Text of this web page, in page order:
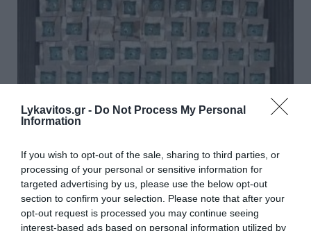
Lykavitos.gr - Do Not Process My Personal
Information
If you wish to opt-out of the sale, sharing to third parties, or
processing of your personal or sensitive information for
targeted advertising by us, please use the below opt-out
section to confirm your selection. Please note that after your
opt-out request is processed you may continue seeing
interest-based ads based on personal information utilized by
ΑΑΔΕ: Κατασχέθηκαν 1.296
φιάλες παράνομου φρέον σε
Κήπους και Δοϊράνη
Στον εντοπισμό και την κατάσχεση συνολικά 1.296
φιαλών παράνομου ψυκτικού υγρού (φρέον)
προχώρησαν οι τελωνειακοί ελεγκτές της
Ανεξάρτητης Αρχής Δημοσίων Εσόδων (ΑΑΔΕ), στο